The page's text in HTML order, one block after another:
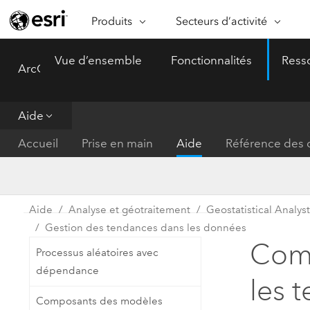
Produits
ARCGIS
ArcGIS Online
Plateforme de cartographie SaaS
Logiciel SIG leader du marché
ArcGIS Enterprise
la cartographie
Secteurs d’activité
SECTEURS D’ACTIVITÉ
Protection de
Fournisseurs d’énergie
Gestion des installations
Santé et services à la personne
Administrations nationales
ArcGIS Pro
Vue d’ensemble Fonctionnalités
Aide
Accueil
Prise en main Aide Référence des
Aide Analyse et géotraitement Geostatistical Analyst
Gestion des tendances dans les données
Processus aléatoires avec
dépendance
Composants des modèles
les